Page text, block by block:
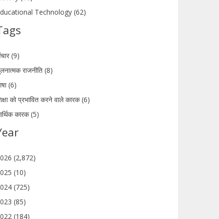
Technology (62)
(9)
राजनीति (8)
(6)
को प्रभावित करने वाले कारक (6)
कारक (5)
(2,872)
(10)
(725)
(85)
(184)